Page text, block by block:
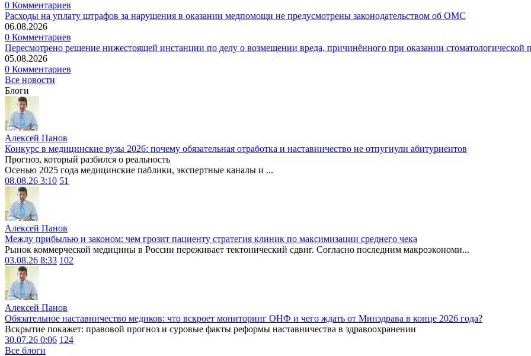
0 Комментариев
Расходы на уплату штрафов за нарушения в оказании медпомощи не предусмотрены законодательством об ОМС
06.08.2026
0 Комментариев
Пересмотрено решение нижестоящей инстанции по делу о возмещении вреда, причинённого при оказании стоматологической
05.08.2026
0 Комментариев
Все новости
Блоги
Алексей Панов
Конкурс в медицинские вузы 2026: почему обязательная отработка и наставничество не отпугнули абитуриентов
Прогноз, который разбился о реальность
Осенью 2025 года медицинские паблики, экспертные каналы и ...
08.08.26 3:10 51
Алексей Панов
Между прибылью и законом: чем грозит пациенту стратегия клиник по максимизации среднего чека
Рынок коммерческой медицины в России переживает тектонический сдвиг. Согласно последним макроэкономи...
03.08.26 8:33 102
Алексей Панов
Обязательное наставничество медиков: что вскроет мониторинг ОНФ и чего ждать от Минздрава в конце 2026 года?
Вскрытие покажет: правовой прогноз и суровые факты реформы наставничества в здравоохранении
30.07.26 0:06 124
Все блоги